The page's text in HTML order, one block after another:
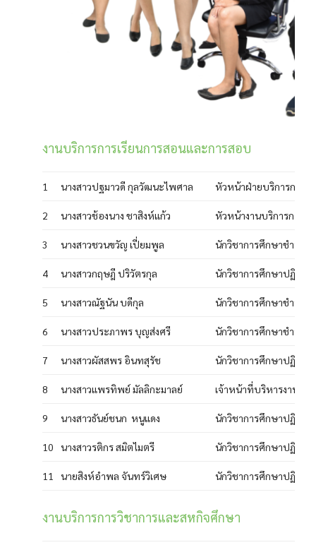
งานบริการการเรียนการสอนและการสอบ
1 นางสาวปฐมาวดี กุลวัฒนะไพศาล หัวหน้าฝ่ายบริการการเ
2 นางสาวช้องนาง ชาสิงห์แก้ว หัวหน้างานบริการการเ
3 นางสาวชวนขวัญ เปี่ยมพูล นักวิชาการศึกษาชำนาญ
4 นางสาวกฤษฎี ปริวัตรกุล นักวิชาการศึกษาปฏิบัติก
5 นางสาวณัฐนัน บดีกุล นักวิชาการศึกษาชำนาญ
6 นางสาวประภาพร บุญส่งศรี นักวิชาการศึกษาชำนาญ
7 นางสาวผัสสพร อินทสุรัช นักวิชาการศึกษาปฏิบัติก
8 นางสาวแพรทิพย์ มัลลิกะมาลย์ เจ้าหน้าที่บริหารงานทั่ว
9 นางสาวธันย์ชนก หนูแดง นักวิชาการศึกษาปฏิบัติก
10 นางสาวรติกร สมิตไมตรี นักวิชาการศึกษาปฏิบัติก
11 นายสิงห์อำพล จันทร์วิเศษ นักวิชาการศึกษาปฏิบัติก
งานบริการการวิชาการและสหกิจศึกษา